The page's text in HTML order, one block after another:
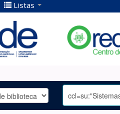
Listas